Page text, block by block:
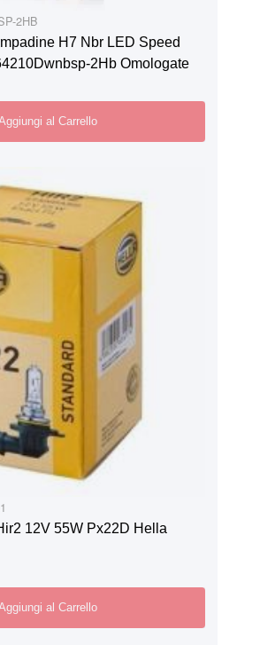
2HB
H7 Nbr LED Speed
2Hb Omologate
al Carrello
12V 55W Px22D Hella
al Carrello